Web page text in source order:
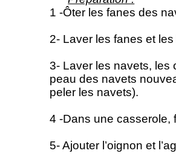
1 -Ôter les fanes des
2- Laver les fanes et
3- Laver les navets, les
peau des navets
peler les navets).
4 -Dans une casserole,
5- Ajouter l’oignon et